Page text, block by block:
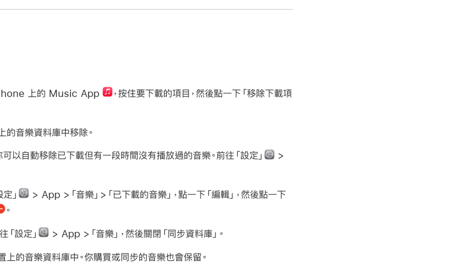
上的 Music App
，按住要下載的項目，然後點一下「移除下載項
音樂資料庫中移除。
以自動移除已下載但有一段時間沒有播放過的音樂。前往「設定」
>
」
> App >「音樂」>「已下載的音樂」，點一下「編輯」，然後點一下
。
「設定」 > App >「音樂」，然後關閉「同步資料庫」。
的音樂資料庫中。你購買或同步的音樂也會保留。